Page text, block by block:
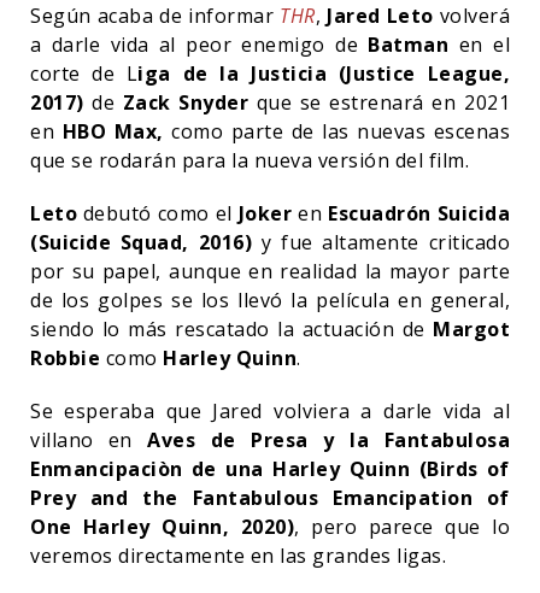
Según acaba de informar THR, Jared Leto volverá
a darle vida al peor enemigo de Batman en el
corte de Liga de la Justicia (Justice League,
2017)de Zack Snyder que se estrenará en 2021
en HBO Max, como parte de las nuevas escenas
que se rodarán para la nueva versión del film.
Leto debutó como el Joker en Escuadrón Suicida
(Suicide Squad, 2016) y fue altamente criticado
por su papel, aunque en realidad la mayor parte
de los golpes se los llevó la película en general,
siendo lo más rescatado la actuación de Margot
Robbie como Harley Quinn.
Se esperaba que Jared volviera a darle vida al
villano enAves de Presa y la Fantabulosa
Enmancipaciòn de una Harley Quinn (Birds of
Prey and the Fantabulous Emancipation of
One Harley Quinn, 2020), pero parece que lo
veremos directamente en las grandes ligas.